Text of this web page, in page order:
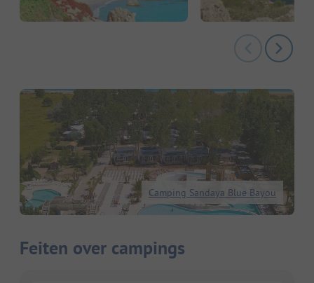
Camping Sandaya Blue Bayou
Feiten over campings